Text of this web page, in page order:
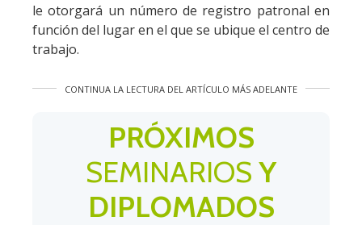
le otorgará un número de registro patronal en
función del lugar en el que se ubique el centro de
trabajo.
CONTINUA LA LECTURA DEL ARTÍCULO MÁS ADELANTE
PRÓXIMOS
SEMINARIOS Y
DIPLOMADOS